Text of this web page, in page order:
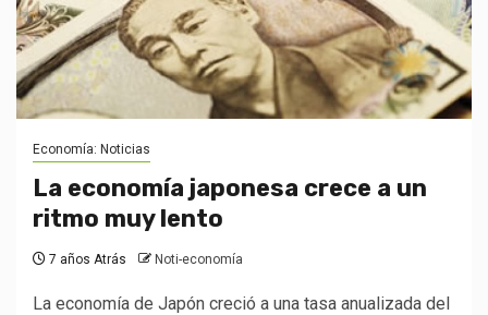
Economía: Noticias
La economía japonesa crece a un
ritmo muy lento
7 años Atrás Noti-economía
La economía de Japón creció a una tasa anualizada del